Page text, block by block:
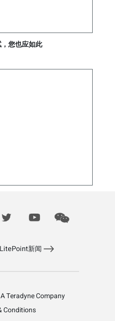
您也应如此
新闻
Teradyne Company
Conditions